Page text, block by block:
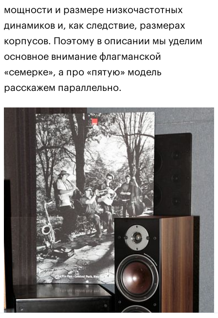
мощности и размере низкочастотных
динамиков и, как следствие, размерах
корпусов. Поэтому в описании мы уделим
основное внимание флагманской
«семерке», а про «пятую» модель
расскажем параллельно.